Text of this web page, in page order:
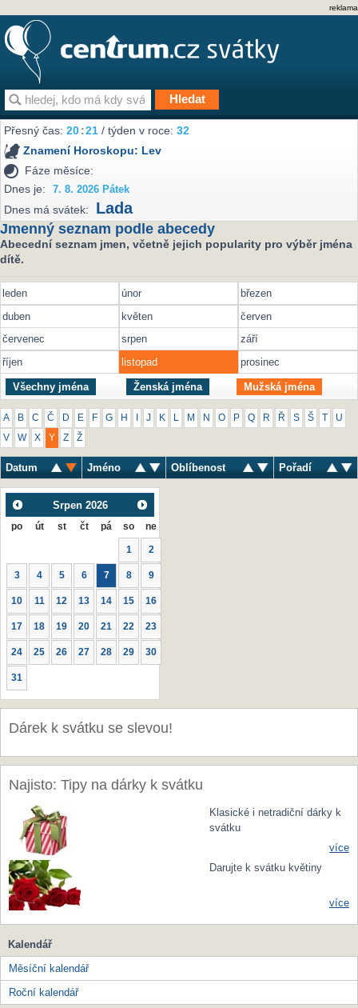
reklama
Přesný čas:20 21 / týden v roce:32
Znamení Horoskopu: Lev
Fáze měsíce:
Dnes je:
7. 8. 2026 Pátek
Dnes má svátek: Lada
Jmenný seznam podle abecedy
Abecední seznam jmen, včetně jejich popularity pro výběr jména
dítě.
leden únor
březen
duben
květen
červen
červenec
srpen
září
říjen
listopad prosinec
Všechny jména Ženská jména Mužská jména
A B C Č D E F G H J K M N O P Q R Ř S Š U
V W X Y Z Ž
Datum Jméno Oblíbenost Pořadí
Srpen 2026
po út st čt pá so ne
1 2
3 4 5 6 7 8 9
10 11 12 13 14 15 16
17 18 19 20 21 22 23
24 25 26 27 28 29 30
31
Dárek k svátku se slevou!
Najisto: Tipy na dárky k svátku
Klasické i netradiční dárky k
svátku
více
Darujte k svátku květiny
více
Kalendář
Měsíční kalendář
Roční kalendář